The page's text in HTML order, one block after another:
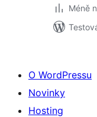
Méně
O WordPressu
Novinky
Hosting